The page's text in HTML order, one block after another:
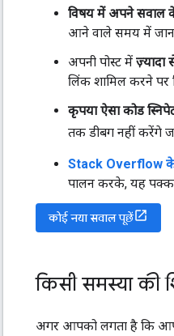
विषय में अपने सवाल
आने वाले समय में
अपनी पोस्ट में ज़्यादा
लिंक शामिल करने पर
कृपया ऐसा कोड
तक डीबग नहीं करेंगे
Stack Overflow
पालन करके, यह
कोई नया सवाल पूछें
किसी समस्या की
अगर आपको लगता है कि